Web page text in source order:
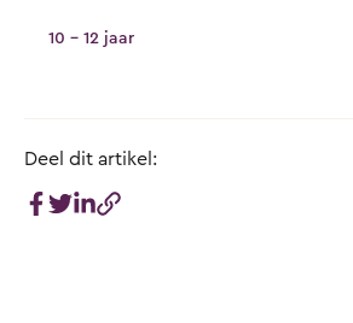
10 - 12 jaar
Deel dit artikel: